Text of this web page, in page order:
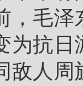
，毛
为抗日
敌人周